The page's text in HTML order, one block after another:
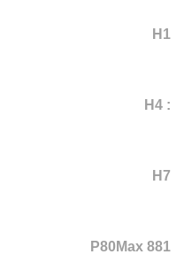
H1
: H4
H7
P80Max 881